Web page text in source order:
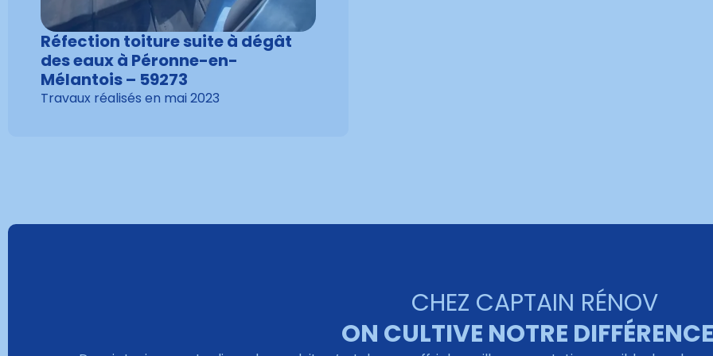
Réfection toiture suite à dégât
des eaux à Péronne-en-
Mélantois – 59273
Travaux réalisés en mai 2023
CHEZ CAPTAIN RÉNOV
ON CULTIVE NOTRE